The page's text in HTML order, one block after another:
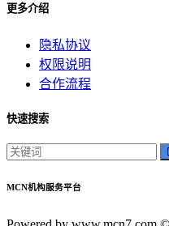
更多介绍
隐私协议
权限说明
合作流程
快速搜索
MCN机构服务平台